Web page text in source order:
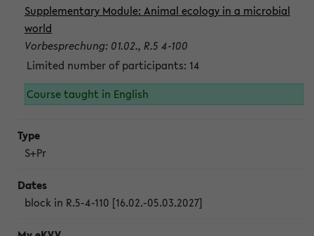
Supplementary Module: Animal ecology in a microbial
world
Vorbesprechung: 01.02., R.5 4-100
Limited number of participants: 14
Course taught in English
S+Pr
block in R.5-4-110 [16.02.-05.03.2027]